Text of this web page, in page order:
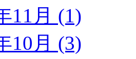
11月 (1)
10月 (3)